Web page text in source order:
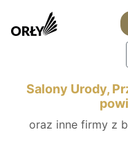
Salony Urody,
oraz inne firmy z